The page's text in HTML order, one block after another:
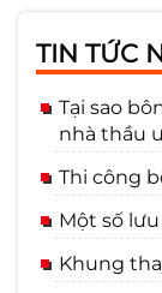
TIN TỨC
Tại sao
nhà thầu
Thi công
Một số
Khung